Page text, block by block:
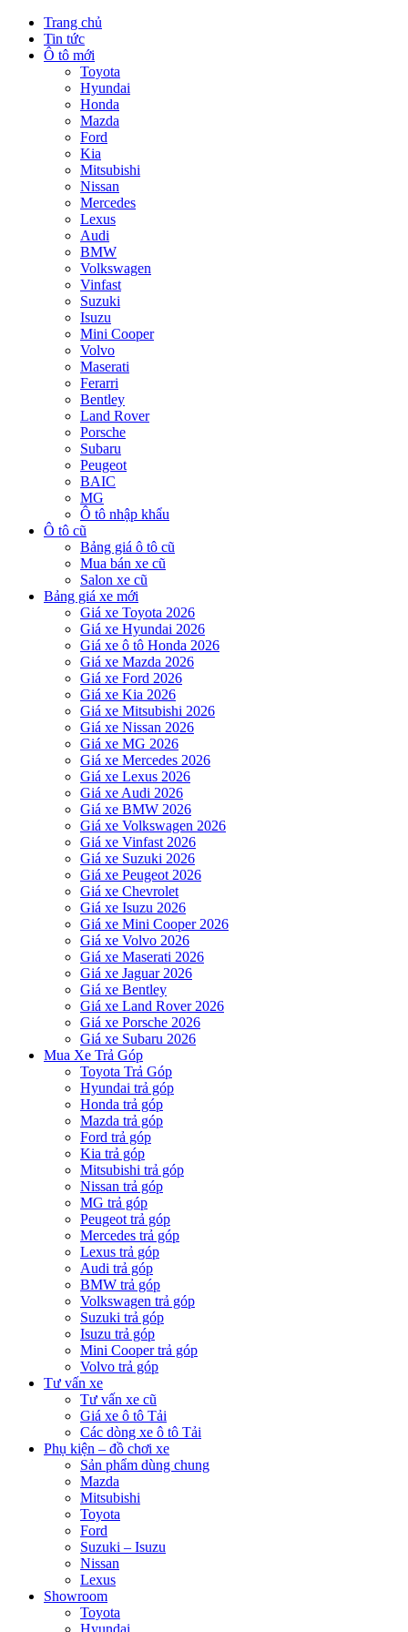
Trang chủ
Tin tức
Ô tô mới
Toyota
Hyundai
Honda
Mazda
Ford
Kia
Mitsubishi
Nissan
Mercedes
Lexus
Audi
BMW
Volkswagen
Vinfast
Suzuki
Isuzu
Mini Cooper
Volvo
Maserati
Ferarri
Bentley
Land Rover
Porsche
Subaru
Peugeot
BAIC
MG
Ô tô nhập khẩu
Ô tô cũ
Bảng giá ô tô cũ
Mua bán xe cũ
Salon xe cũ
Bảng giá xe mới
Giá xe Toyota 2026
Giá xe Hyundai 2026
Giá xe ô tô Honda 2026
Giá xe Mazda 2026
Giá xe Ford 2026
Giá xe Kia 2026
Giá xe Mitsubishi 2026
Giá xe Nissan 2026
Giá xe MG 2026
Giá xe Mercedes 2026
Giá xe Lexus 2026
Giá xe Audi 2026
Giá xe BMW 2026
Giá xe Volkswagen 2026
Giá xe Vinfast 2026
Giá xe Suzuki 2026
Giá xe Peugeot 2026
Giá xe Chevrolet
Giá xe Isuzu 2026
Giá xe Mini Cooper 2026
Giá xe Volvo 2026
Giá xe Maserati 2026
Giá xe Jaguar 2026
Giá xe Bentley
Giá xe Land Rover 2026
Giá xe Porsche 2026
Giá xe Subaru 2026
Mua Xe Trả Góp
Toyota Trả Góp
Hyundai trả góp
Honda trả góp
Mazda trả góp
Ford trả góp
Kia trả góp
Mitsubishi trả góp
Nissan trả góp
MG trả góp
Peugeot trả góp
Mercedes trả góp
Lexus trả góp
Audi trả góp
BMW trả góp
Volkswagen trả góp
Suzuki trả góp
Isuzu trả góp
Mini Cooper trả góp
Volvo trả góp
Tư vấn xe
Tư vấn xe cũ
Giá xe ô tô Tải
Các dòng xe ô tô Tải
Phụ kiện – đồ chơi xe
Sản phẩm dùng chung
Mazda
Mitsubishi
Toyota
Ford
Suzuki – Isuzu
Nissan
Lexus
Showroom
Toyota
Hyundai